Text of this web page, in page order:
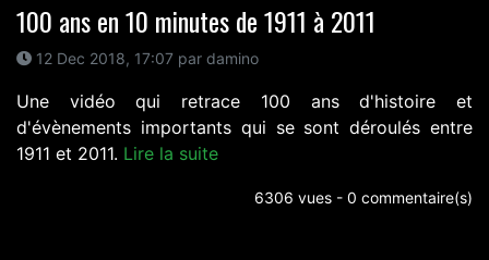
100 ans en 10 minutes de 1911 à 2011
12 Dec 2018, 17:07 par damino
Une vidéo qui retrace 100 ans d'histoire et
d'évènements importants qui se sont déroulés entre
1911 et 2011. Lire la suite
6306 vues - 0 commentaire(s)